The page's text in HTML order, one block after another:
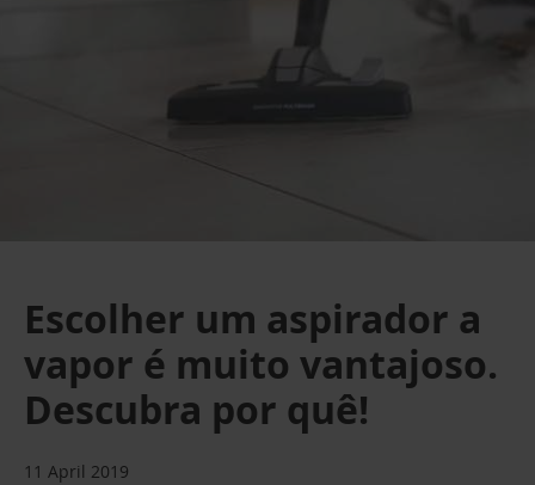
Escolher um aspirador a
vapor é muito vantajoso.
Descubra por quê!
11 April 2019